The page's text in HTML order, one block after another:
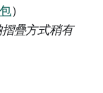
）
摺疊方式稍有